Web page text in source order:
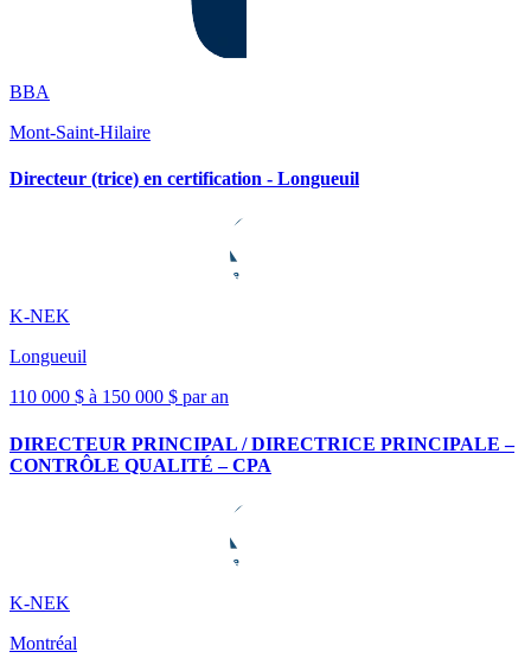
BBA
Mont-Saint-Hilaire
Directeur (trice) en certification - Longueuil
K-NEK
Longueuil
110 000 $ à 150 000 $ par an
DIRECTEUR PRINCIPAL / DIRECTRICE PRINCIPALE –
CONTRÔLE QUALITÉ – CPA
K-NEK
Montréal